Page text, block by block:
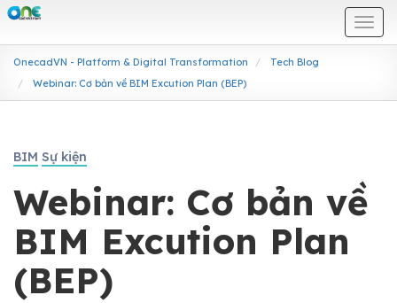
OnecadVN - Platform & Digital Transformation
Tech Blog
Webinar: Cơ bản về BIM Excution Plan (BEP)
BIM Sự kiện
Webinar: Cơ bản về
BIM Excution Plan
(BEP)